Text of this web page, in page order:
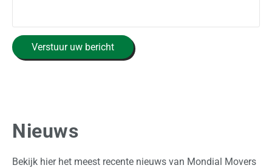
C
A
Verstuur uw bericht
Nieuws
Bekijk hier het meest recente nieuws van Mondial Movers